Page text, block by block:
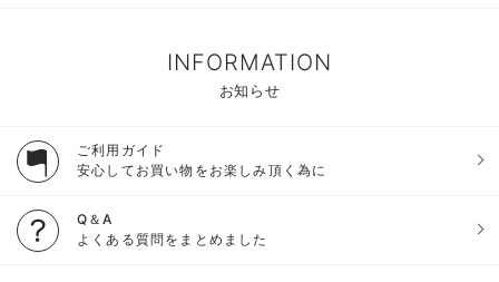
INFORMATION
お知らせ
ご利用ガイド
安心してお買い物をお楽しみ頂く為に
Q＆A
よくある質問をまとめました